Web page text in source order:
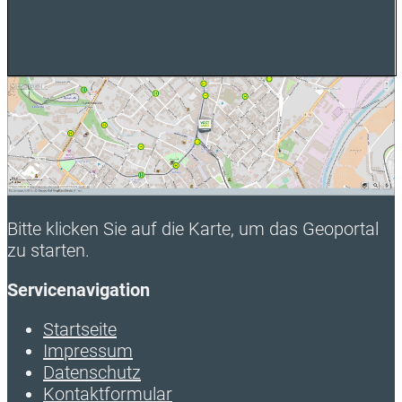
Bitte klicken Sie auf die Karte, um das Geoportal
zu starten.
Servicenavigation
Startseite
Impressum
Datenschutz
Kontaktformular